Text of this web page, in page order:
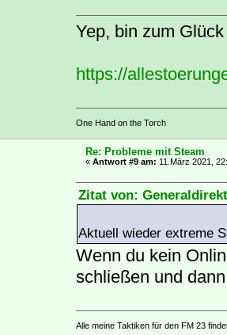
Yep, bin zum
https://
One Hand on the Torch
Re: Probleme mit Steam
«Antwort #9 am: 11.März 2021,
Zitat von:
Aktuell wieder extreme
Wenn du kein
schließen und
Alle meine Taktiken für den FM 23